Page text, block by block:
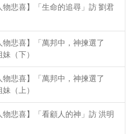
物悲喜】「生命的追尋」訪 劉君
悲喜】「萬邦中，神揀選了
（下）
悲喜】「萬邦中，神揀選了
（上）
悲喜】「看顧人的神」訪 洪明